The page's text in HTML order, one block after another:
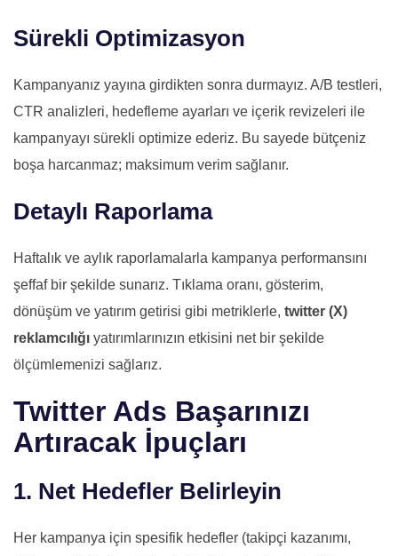
Sürekli Optimizasyon
Kampanyanız yayına girdikten sonra durmayız. A/B testleri,
CTR analizleri, hedefleme ayarları ve içerik revizeleri ile
kampanyayı sürekli optimize ederiz. Bu sayede bütçeniz
boşa harcanmaz; maksimum verim sağlanır.
Detaylı Raporlama
Haftalık ve aylık raporlamalarla kampanya performansını
şeffaf bir şekilde sunarız. Tıklama oranı, gösterim,
dönüşüm ve yatırım getirisi gibi metriklerle, twitter (X)
reklamcılığı yatırımlarınızın etkisini net bir şekilde
ölçümlemenizi sağlarız.
Twitter Ads Başarınızı
Artıracak İpuçları
1. Net Hedefler Belirleyin
Her kampanya için spesifik hedefler (takipçi kazanımı,